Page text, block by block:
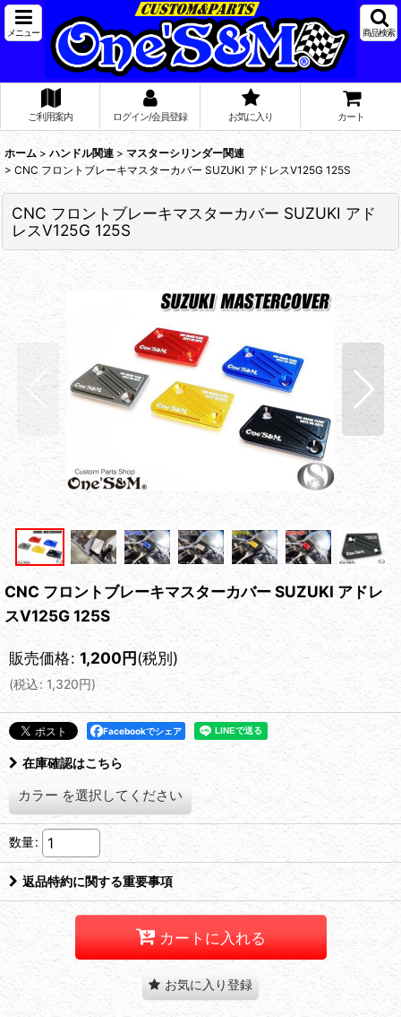
メニュー 商品検索
ご利用案内 ログイン/会員登録 お気に入り カート
ホーム > ハンドル関連 > マスターシリンダー関連
> CNC フロントブレーキマスターカバー SUZUKI アドレスV125G 125S
CNC フロントブレーキマスターカバー SUZUKI アド
レスV125G 125S
CNC フロントブレーキマスターカバー SUZUKI アドレ
スV125G 125S
販売価格: 1,200円(税別)
(税込: 1,320円)
Facebookでシェア
在庫確認はこちら
カラー を選択してください
数量:
返品特約に関する重要事項
カートに入れる
お気に入り登録